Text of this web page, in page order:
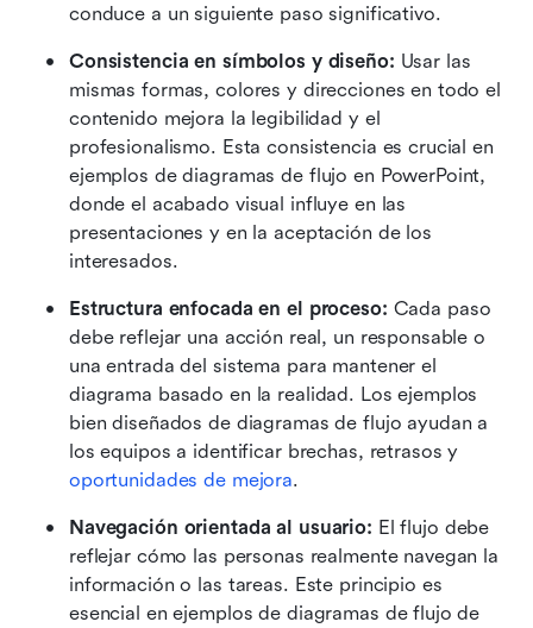
conduce a un siguiente paso significativo.
Consistencia en símbolos y diseño: Usar las
mismas formas, colores y direcciones en todo el
contenido mejora la legibilidad y el
profesionalismo. Esta consistencia es crucial en
ejemplos de diagramas de flujo en PowerPoint,
donde el acabado visual influye en las
presentaciones y en la aceptación de los
interesados.
Estructura enfocada en el proceso: Cada paso
debe reflejar una acción real, un responsable o
una entrada del sistema para mantener el
diagrama basado en la realidad. Los ejemplos
bien diseñados de diagramas de flujo ayudan a
oportunidades de mejora.
Navegación orientada al usuario: El flujo debe
reflejar cómo las personas realmente navegan la
información o las tareas. Este principio es
esencial en ejemplos de diagramas de flujo de